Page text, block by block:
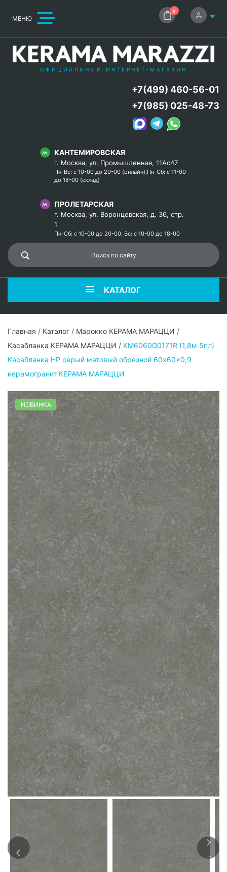
МЕНЮ
0
ОФИЦИАЛЬНЫЙ ИНТЕРНЕТ-МАГАЗИН
КАНТЕМИРОВСКАЯ
г. Москва, ул. Промышленная, 11Ас47
Пн-Вс: с 10-00 до 20-00 (онлайн),Пн-Сб: с 11-00
до 18-00 (склад)
ПРОЛЕТАРСКАЯ
г. Москва, ул. Воронцовская, д. 36, стр.
1
Пн-Сб: с 10-00 до 20-00, Вс: с 10-00 до 18-00
+7(499) 460-56-01
+7(985) 025-48-73
КАТАЛОГ
Главная / Каталог / Марокко КЕРАМА МАРАЦЦИ /
Касабланка КЕРАМА МАРАЦЦИ / KM6060G0171R (1,8м 5пл)
Касабланка HP серый матовый обрезной 60x60x0,9
керамогранит КЕРАМА МАРАЦЦИ
НОВИНКА